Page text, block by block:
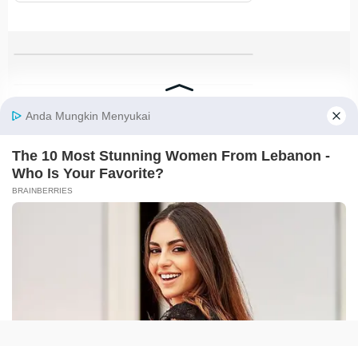
TENTANG KAMI
KODE ETIK
KEBIJAKAN PRIVASI
JARINGAN SOCIAL